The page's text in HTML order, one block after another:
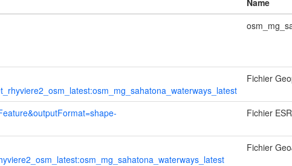
Name
Fichier
Fichier
Fichier